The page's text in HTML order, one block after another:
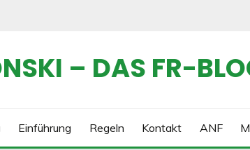
– DAS FR-
Einführung Regeln Kontakt ANF